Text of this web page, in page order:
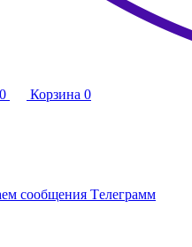
0 Корзина 0
сообщения Tелеграмм